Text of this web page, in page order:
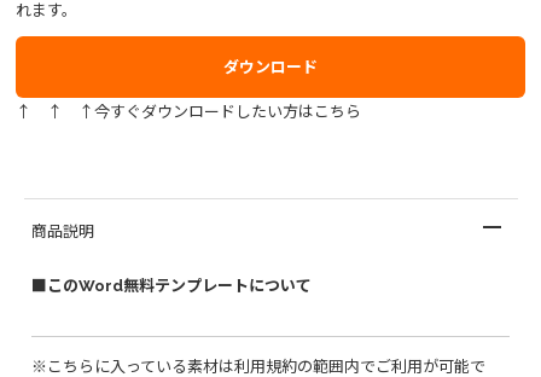
れます。
ダウンロード
↑ ↑ ↑今すぐダウンロードしたい方はこちら
商品説明
■このWord無料テンプレートについて
※こちらに入っている素材は利用規約の範囲内でご利用が可能で